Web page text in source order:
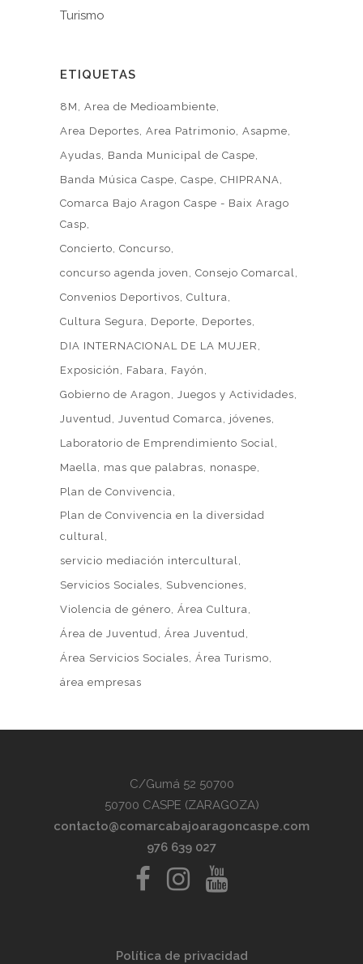
Turismo
ETIQUETAS
8M
Area de Medioambiente
Area Deportes Area Patrimonio Asapme
Ayudas
Banda Municipal de Caspe
Banda Música Caspe Caspe CHIPRANA
Comarca Bajo Aragon Caspe - Baix Arago
Casp
Concierto Concurso
concurso agenda joven
Consejo Comarcal
Convenios Deportivos Cultura
Cultura Segura
Deporte
Deportes
DIA INTERNACIONAL DE LA MUJER
Exposición
Fabara
Fayón
Gobierno de Aragon
Juegos y Actividades
Juventud Juventud Comarca
jóvenes
Laboratorio de Emprendimiento Social
Maella
mas que palabras
nonaspe
Plan de Convivencia
Plan de Convivencia en la diversidad
cultural
servicio mediación intercultural
Servicios Sociales
Subvenciones
Violencia de género Área Cultura
Área de Juventud Área Juventud
Área Servicios Sociales Área Turismo
área empresas
C/Gumá 52 50700
50700 CASPE (ZARAGOZA)
contacto@comarcabajoaragoncaspe.com
976 639 027
Política de privacidad